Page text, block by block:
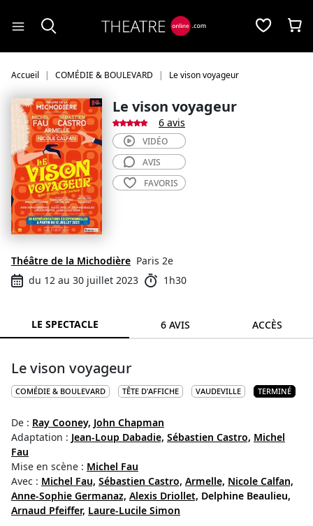
Accueil COMÉDIE & BOULEVARD Le vison voyageur
Le vison voyageur
6 avis
Théâtre de la Michodière Paris 2e
du 12 au 30 juillet 2023
1h30
VIDÉO
AVIS
FAVORIS
LE SPECTACLE 6 AVIS ACCÈS
Le vison voyageur
COMÉDIE & BOULEVARD TÊTE D'AFFICHE VAUDEVILLE TERMINÉ
De : Ray Cooney, John Chapman
Adaptation : Jean-Loup Dabadie, Sébastien Castro, Michel
Fau
Mise en scène : Michel Fau
Avec : Michel Fau, Sébastien Castro, Armelle, Nicole Calfan,
Anne-Sophie Germanaz, Alexis Driollet, Delphine Beaulieu,
Arnaud Pfeiffer, Laure-Lucile Simon